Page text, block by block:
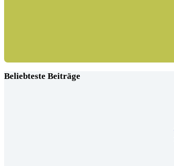
Beliebteste Beiträge